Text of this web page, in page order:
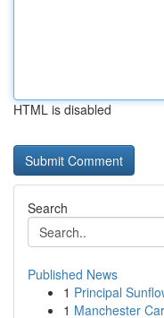
HTML is disabled
Search
Published News
1 Principal
1 Manchester